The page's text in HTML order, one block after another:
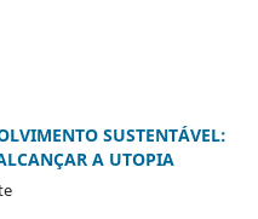
SUSTENTÁVEL:
A UTOPIA